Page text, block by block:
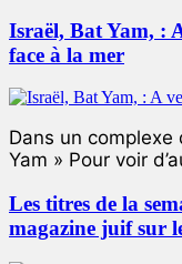
Israël, Bat Yam, :
face à la mer
Dans un complexe
Yam » Pour voir
Les titres de la
magazine juif sur